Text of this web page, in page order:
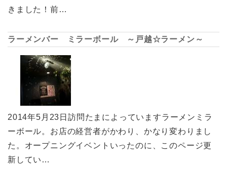
きました！前…
ラーメンバー ミラーボール ～戸越☆ラーメン～
2014年5月23日訪問たまによっていますラーメンミラ
ーボール。お店の経営者がかわり、かなり変わりまし
た。オープニングイベントいったのに、このページ更
新してい…